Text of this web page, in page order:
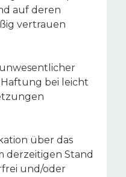
auf deren
vertrauen
bei leicht
über das
derzeitigen Stand
und/oder